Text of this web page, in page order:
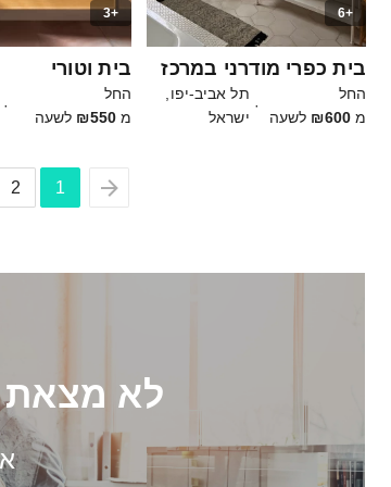
+6
בית כפרי מודרני במרכז
החל
מ ₪600 לשעה
·
תל אביב-יפו,
ישראל
+3
בית וטורי
החל
מ ₪550 לשעה
·
1
2
לא מצאת